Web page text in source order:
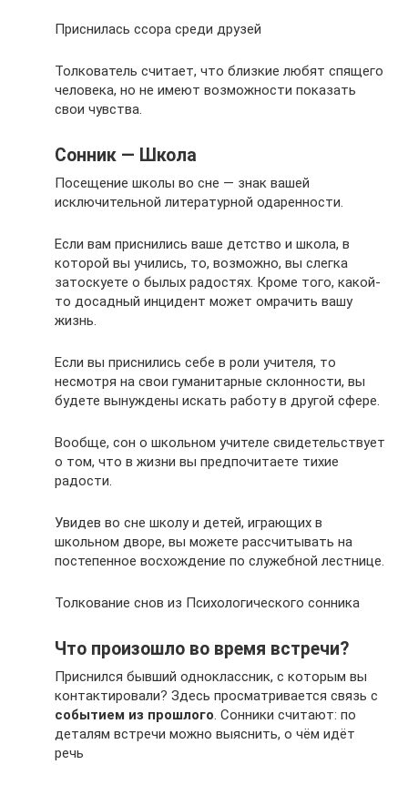
Приснилась ссора среди друзей
Толкователь считает, что близкие любят спящего
человека, но не имеют возможности показать
свои чувства.
Сонник — Школа
Посещение школы во сне — знак вашей
исключительной литературной одаренности.
Если вам приснились ваше детство и школа, в
которой вы учились, то, возможно, вы слегка
затоскуете о былых радостях. Кроме того, какой-
то досадный инцидент может омрачить вашу
жизнь.
Если вы приснились себе в роли учителя, то
несмотря на свои гуманитарные склонности, вы
будете вынуждены искать работу в другой сфере.
Вообще, сон о школьном учителе свидетельствует
о том, что в жизни вы предпочитаете тихие
радости.
Увидев во сне школу и детей, играющих в
школьном дворе, вы можете рассчитывать на
постепенное восхождение по служебной лестнице.
Толкование снов из Психологического сонника
Что произошло во время встречи?
Приснился бывший одноклассник, с которым вы
контактировали? Здесь просматривается связь с
событием из прошлого . Сонники считают: по
деталям встречи можно выяснить, о чём идёт
речь